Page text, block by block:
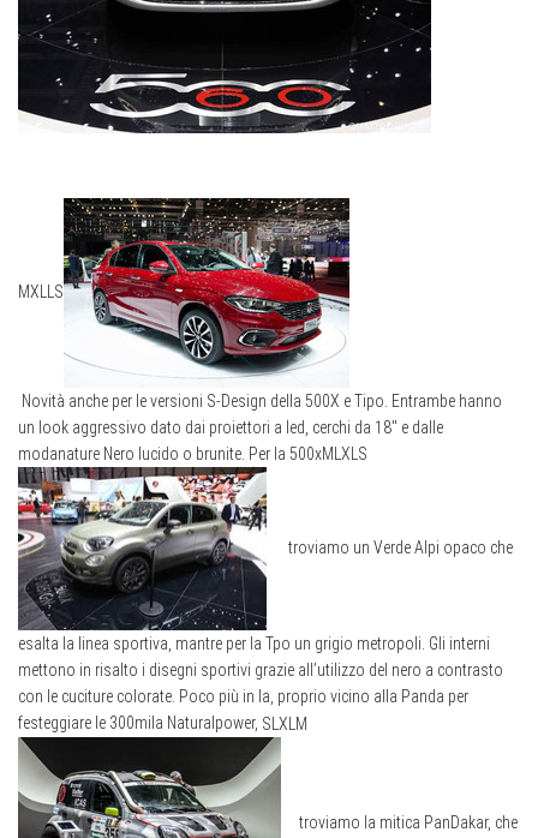
MXL S
Novità anche per le versioni S-Design della 500X e Tipo. Entrambe hanno
un look aggressivo dato dai proiettori a led, cerchi da 18″ e dalle
modanature Nero lucido o brunite. Per la 500xM XL S
troviamo un Verde Alpi opaco che
esalta la linea sportiva, mantre per la Tpo un grigio metropoli. Gli interni
mettono in risalto i disegni sportivi grazie all’utilizzo del nero a contrasto
con le cuciture colorate. Poco più in la, proprio vicino alla Panda per
festeggiare le 300mila Naturalpower, S XL M
troviamo la mitica PanDakar, che